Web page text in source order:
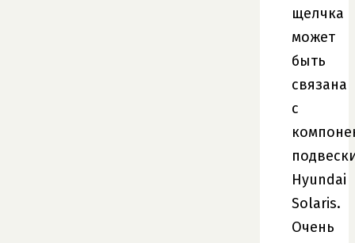
щелчка
может
быть
связана
с
Hyundai
Solaris.
Очень